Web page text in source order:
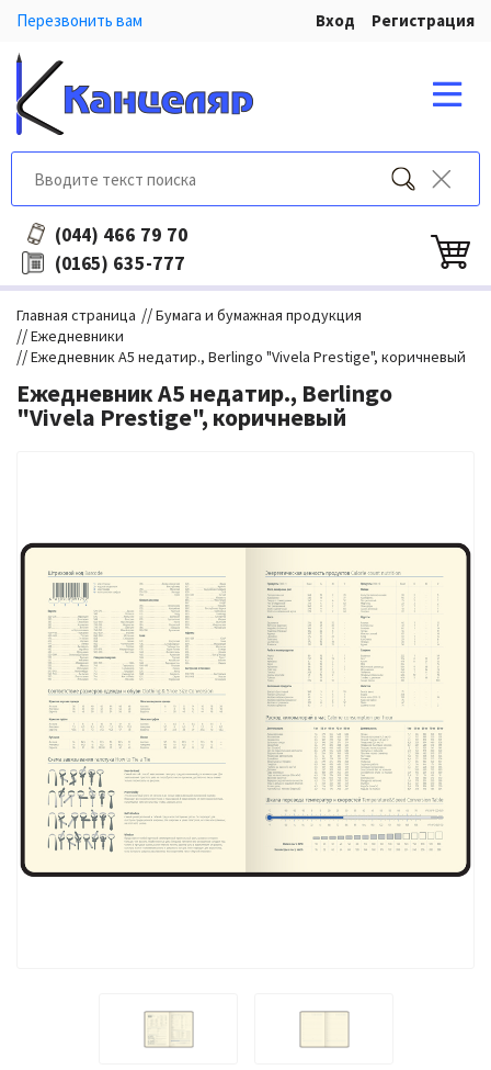
Перезвонить вам Вход Регистрация
(044) 466 79 70
(0165) 635-777
Главная страница //Бумага и бумажная продукция
//Ежедневники
//Ежедневник А5 недатир., Berlingo "Vivela Prestige", коричневый
Ежедневник А5 недатир., Berlingo
"Vivela Prestige", коричневый